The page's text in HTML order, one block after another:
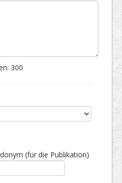
300
(für die Publikation)